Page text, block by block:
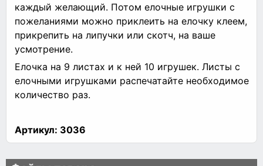
каждый желающий. Потом елочные игрушки с
пожеланиями можно приклеить на елочку клеем,
прикрепить на липучки или скотч, на ваше
усмотрение.
Елочка на 9 листах и к ней 10 игрушек. Листы с
елочными игрушками распечатайте необходимое
количество раз.
Артикул: 3036